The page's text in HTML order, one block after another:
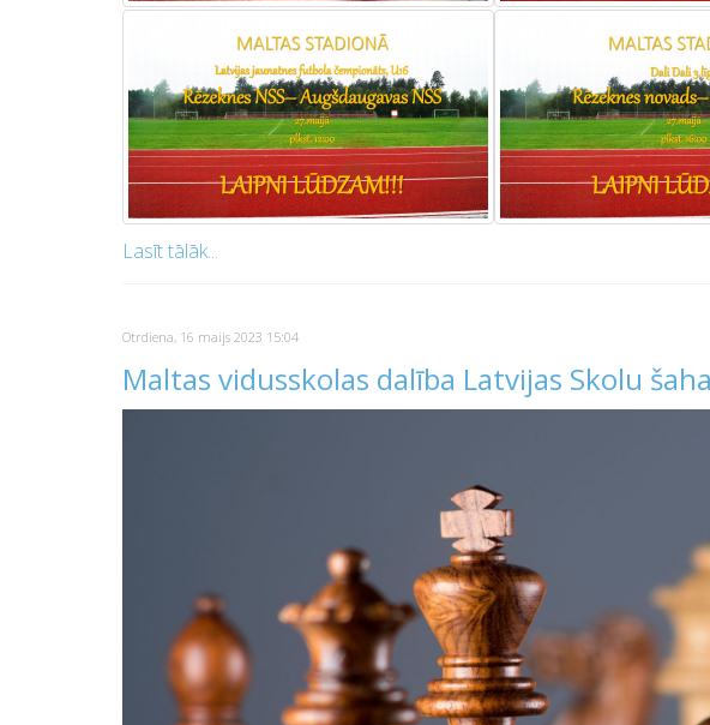
Lasīt tālāk...
Otrdiena, 16 maijs 2023 15:04
Maltas vidusskolas dalība Latvijas Skolu